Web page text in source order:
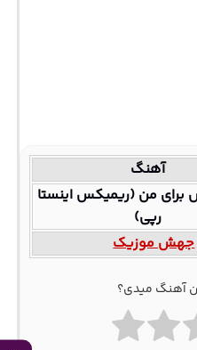
آهنگ
من (ریمیکس اینستا
رپی)
جهش موزیک
آهنگ میدی؟